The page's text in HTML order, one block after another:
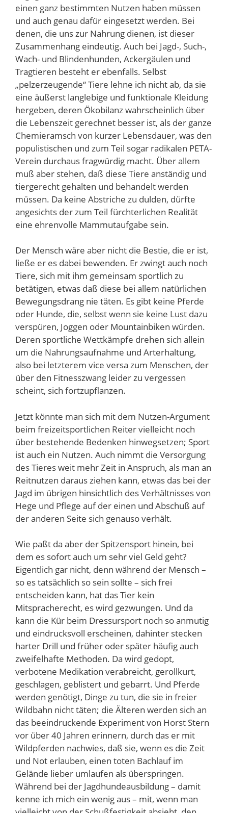
einen ganz bestimmten Nutzen haben müssen
und auch genau dafür eingesetzt werden. Bei
denen, die uns zur Nahrung dienen, ist dieser
Zusammenhang eindeutig. Auch bei Jagd-, Such-,
Wach- und Blindenhunden, Ackergäulen und
Tragtieren besteht er ebenfalls. Selbst
„pelzerzeugende“ Tiere lehne ich nicht ab, da sie
eine äußerst langlebige und funktionale Kleidung
hergeben, deren Ökobilanz wahrscheinlich über
die Lebenszeit gerechnet besser ist, als der ganze
Chemieramsch von kurzer Lebensdauer, was den
populistischen und zum Teil sogar radikalen PETA-
Verein durchaus fragwürdig macht. Über allem
muß aber stehen, daß diese Tiere anständig und
tiergerecht gehalten und behandelt werden
müssen. Da keine Abstriche zu dulden, dürfte
angesichts der zum Teil fürchterlichen Realität
eine ehrenvolle Mammutaufgabe sein.
Der Mensch wäre aber nicht die Bestie, die er ist,
ließe er es dabei bewenden. Er zwingt auch noch
Tiere, sich mit ihm gemeinsam sportlich zu
betätigen, etwas daß diese bei allem natürlichen
Bewegungsdrang nie täten. Es gibt keine Pferde
oder Hunde, die, selbst wenn sie keine Lust dazu
verspüren, Joggen oder Mountainbiken würden.
Deren sportliche Wettkämpfe drehen sich allein
um die Nahrungsaufnahme und Arterhaltung,
also bei letzterem vice versa zum Menschen, der
über den Fitnesszwang leider zu vergessen
scheint, sich fortzupflanzen.
Jetzt könnte man sich mit dem Nutzen-Argument
beim freizeitsportlichen Reiter vielleicht noch
über bestehende Bedenken hinwegsetzen; Sport
ist auch ein Nutzen. Auch nimmt die Versorgung
des Tieres weit mehr Zeit in Anspruch, als man an
Reitnutzen daraus ziehen kann, etwas das bei der
Jagd im übrigen hinsichtlich des Verhältnisses von
Hege und Pflege auf der einen und Abschuß auf
der anderen Seite sich genauso verhält.
Wie paßt da aber der Spitzensport hinein, bei
dem es sofort auch um sehr viel Geld geht?
Eigentlich gar nicht, denn während der Mensch –
so es tatsächlich so sein sollte – sich frei
entscheiden kann, hat das Tier kein
Mitspracherecht, es wird gezwungen. Und da
kann die Kür beim Dressursport noch so anmutig
und eindrucksvoll erscheinen, dahinter stecken
harter Drill und früher oder später häufig auch
zweifelhafte Methoden. Da wird gedopt,
verbotene Medikation verabreicht, gerollkurt,
geschlagen, geblistert und gebarrt. Und Pferde
werden genötigt, Dinge zu tun, die sie in freier
Wildbahn nicht täten; die Älteren werden sich an
das beeindruckende Experiment von Horst Stern
vor über 40 Jahren erinnern, durch das er mit
Wildpferden nachwies, daß sie, wenn es die Zeit
und Not erlauben, einen toten Bachlauf im
Gelände lieber umlaufen als überspringen.
Während bei der Jagdhundeausbildung – damit
kenne ich mich ein wenig aus – mit, wenn man